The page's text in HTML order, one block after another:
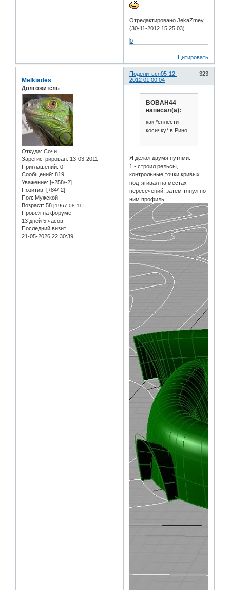
Отредактировано JekaZmey
(30-11-2012 15:25:03)
0
Цитировать
Поделиться 323
05-12-
2012 01:00:04
Melkiades
Долгожитель
Откуда: Сочи
Зарегистрирован: 13-03-2011
Приглашений: 0
Сообщений: 819
Уважение: [+258/-2]
Позитив: [+84/-2]
Пол: Мужской
Возраст: 58 [1967-08-11]
Провел на форуме:
13 дней 5 часов
Последний визит:
21-05-2026 22:30:39
BOBAH44
написал(а):
как *сплести
косичку* в Рино
Я делал двумя путями:
1 - строил рельсы,
контрольные точки кривых
подтягивал на местах
пересечений, затем тянул по
ним профиль: